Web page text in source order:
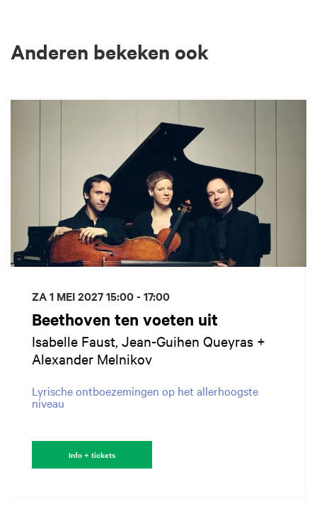
Anderen bekeken ook
Beethoven ten voeten uit
Isabelle Faust, Jean-Guihen Queyras +
Alexander Melnikov
Lyrische ontboezemingen op het allerhoogste
niveau
ZA 1 MEI 202715:00 - 17:00
Info + tickets